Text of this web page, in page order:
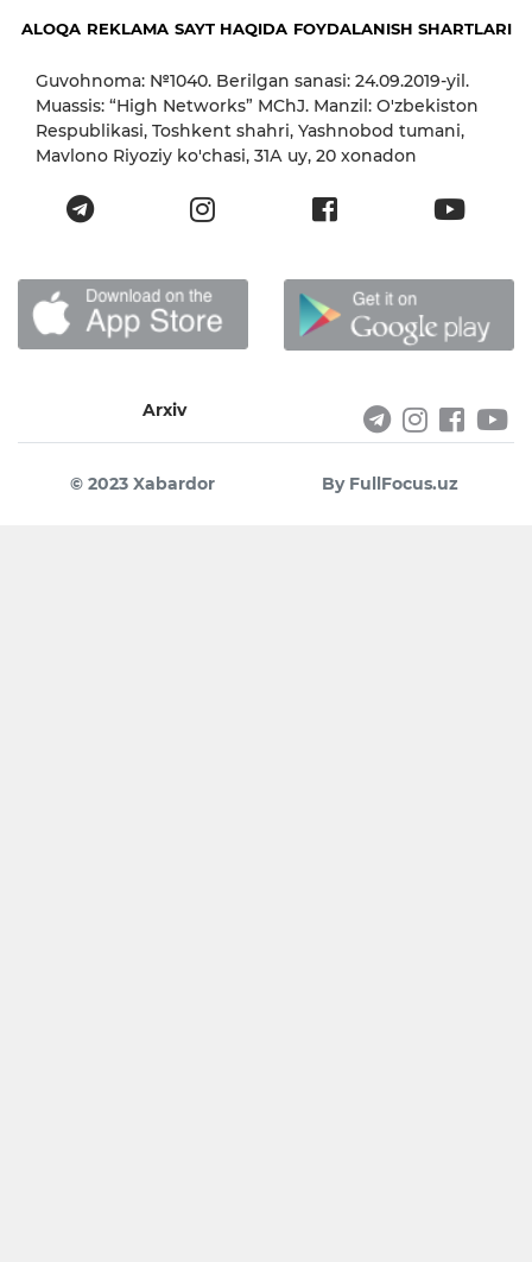
ALOQA REKLAMA SAYT HAQIDA FOYDALANISH SHARTLARI
Guvohnoma: №1040. Berilgan sanasi: 24.09.2019-yil.
Muassis: “High Networks” MChJ. Manzil: O'zbekiston
Respublikasi, Toshkent shahri, Yashnobod tumani,
Mavlono Riyoziy ko'chasi, 31А uy, 20 xonadon
Arxiv
© 2023 Xabardor By FullFocus.uz